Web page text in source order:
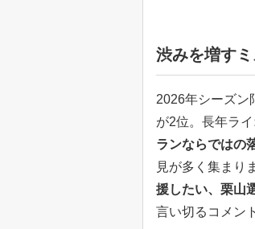
渋みを増す
2026年シーズン
が2位。長年ラ
ランならではの
見が多く集まり
援したい、栗山
言い切るコメン